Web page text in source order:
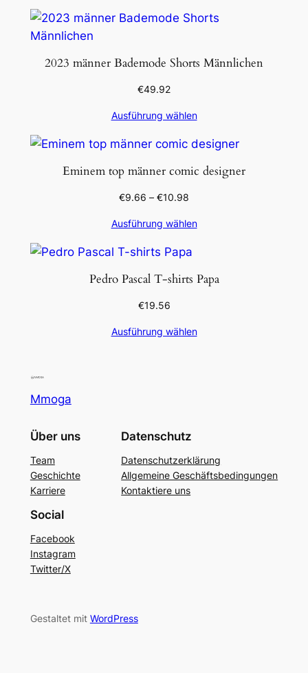
2023 männer Bademode Shorts Männlichen
€49.92
Ausführung wählen
Eminem top männer comic designer
€9.66 – €10.98
Ausführung wählen
Pedro Pascal T-shirts Papa
€19.56
Ausführung wählen
Mmoga
Über uns
Team
Geschichte
Karriere
Datenschutz
Datenschutzerklärung
Allgemeine Geschäftsbedingungen
Kontaktiere uns
Social
Facebook
Instagram
Twitter/X
Gestaltet mit WordPress